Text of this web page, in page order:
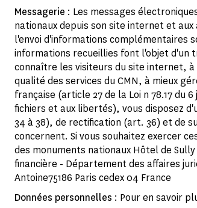
Messagerie : Les messages
nationaux depuis son site internet et
l'envoi d'informations complémentaires
informations recueillies font l'objet d'un
connaître les visiteurs du site internet,
qualité des services du CMN, à mieux
française (article 27 de la Loi n 78.17 du
fichiers et aux libertés), vous disposez
34 à 38), de rectification (art. 36) et de
concernent. Si vous souhaitez exercer
des monuments nationaux Hôtel de
financière - Département des affaires
Antoine75186 Paris cedex 04 France
Données personnelles : Pour en savoir